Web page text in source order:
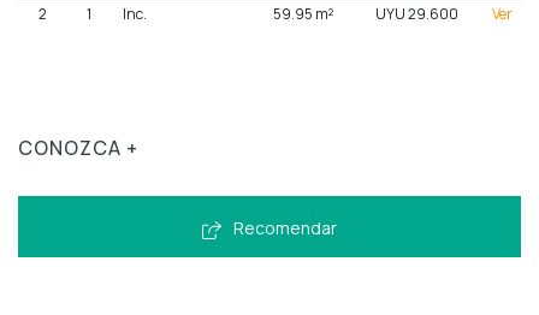
2 1 Inc. 59.95 m² UYU 29.600 Ver
CONOZCA +
Recomendar